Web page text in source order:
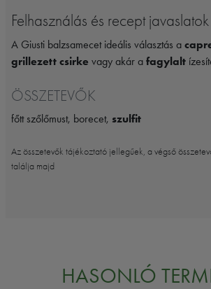
Felhasználás és recept javaslatok
A Giusti balzsamecet ideális választás a
grillezett csirke vagy akár a fagylalt
ÖSSZETEVŐK
főtt szőlőmust, borecet, szulfit
Az összetevők tájékoztató jellegűek, a végső
találja majd
HASONLÓ